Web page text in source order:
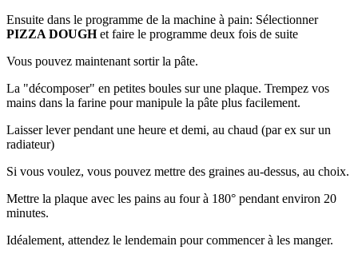
Ensuite dans le programme de la machine à pain: Sélectionner
PIZZA DOUGHet faire le programme deux fois de suite
Vous pouvez maintenant sortir la pâte.
La "décomposer" en petites boules sur une plaque. Trempez vos
mains dans la farine pour manipule la pâte plus facilement.
Laisser lever pendant une heure et demi, au chaud (par ex sur un
radiateur)
Si vous voulez, vous pouvez mettre des graines au-dessus, au choix.
Mettre la plaque avec les pains au four à 180° pendant environ 20
minutes.
Idéalement, attendez le lendemain pour commencer à les manger.